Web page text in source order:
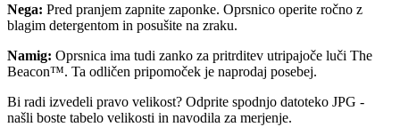
Nega: Pred pranjem zapnite zaponke. Oprsnico operite ročno z
blagim detergentom in posušite na zraku.
Namig: Oprsnica ima tudi zanko za pritrditev utripajoče luči The
Beacon™. Ta odličen pripomoček je naprodaj posebej.
Bi radi izvedeli pravo velikost? Odprite spodnjo datoteko JPG -
našli boste tabelo velikosti in navodila za merjenje.